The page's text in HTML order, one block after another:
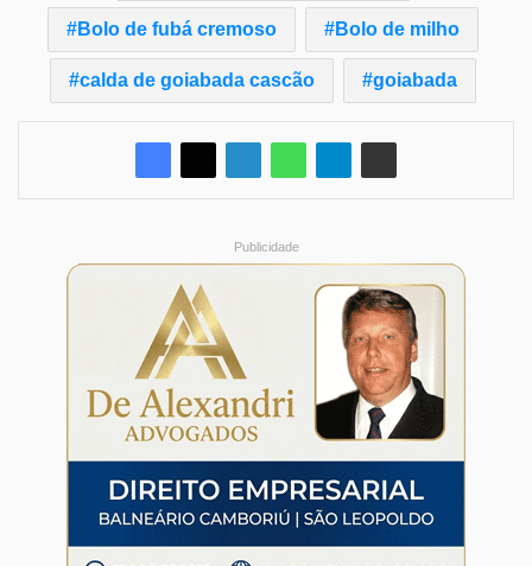
Bolo de fubá cremoso Bolo de milho
calda de goiabada cascão goiabada
Publicidade